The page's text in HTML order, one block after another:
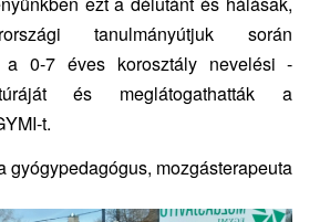
tanulmányútjuk során
a 0-7 éves korosztály nevelési -
és meglátogathatták a
t.
gyógypedagógus, mozgásterapeuta